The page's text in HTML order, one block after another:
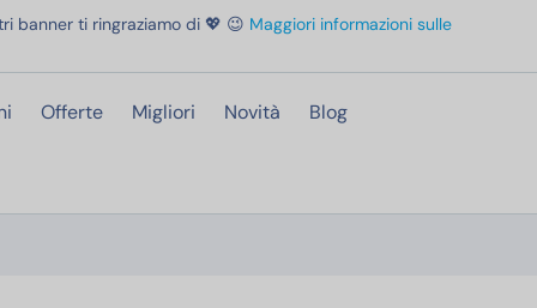
banner ti ringraziamo di 💖 😉 Maggiori informazioni sulle
Offerte Migliori Novità Blog